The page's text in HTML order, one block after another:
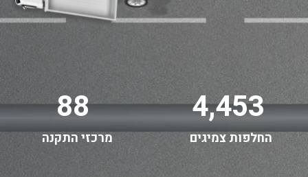
88
מרכזי התקנה
4,453
החלפות צמיגים